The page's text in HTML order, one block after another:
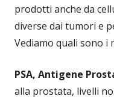
prodotti anche da
diverse dai tumori e
Vediamo quali sono i
PSA, Antigene
alla prostata, livelli